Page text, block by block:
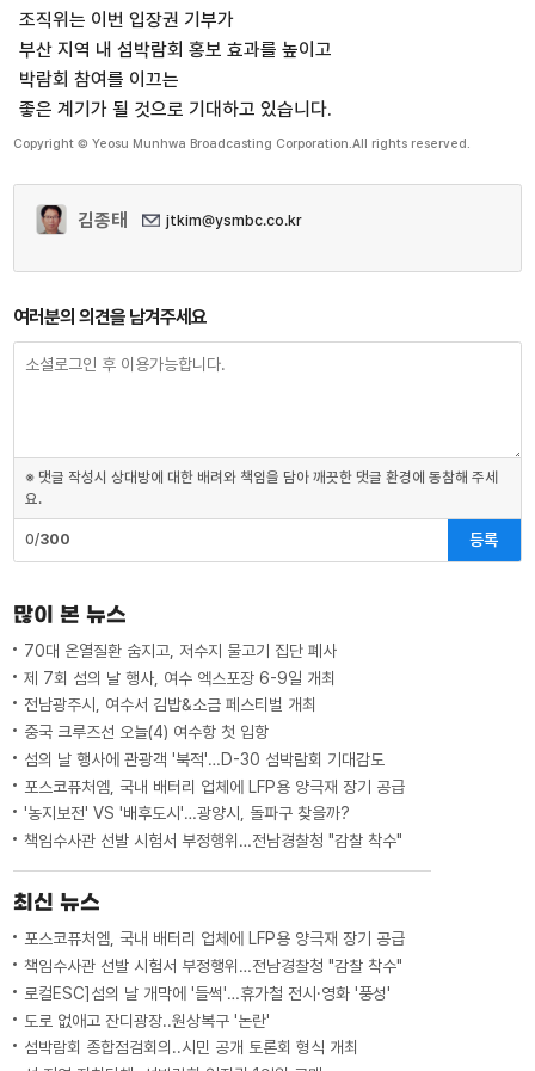
조직위는 이번 입장권 기부가
부산 지역 내 섬박람회 홍보 효과를 높이고
박람회 참여를 이끄는
좋은 계기가 될 것으로 기대하고 있습니다.
Copyright © Yeosu Munhwa Broadcasting Corporation.All rights reserved.
김종태 jtkim@ysmbc.co.kr
여러분의 의견을 남겨주세요
※ 댓글 작성시 상대방에 대한 배려와 책임을 담아 깨끗한 댓글 환경에 동참해 주세
요.
0/300 등록
많이 본 뉴스
70대 온열질환 숨지고, 저수지 물고기 집단 폐사
제 7회 섬의 날 행사, 여수 엑스포장 6-9일 개최
전남광주시, 여수서 김밥&소금 페스티벌 개최
중국 크루즈선 오늘(4) 여수항 첫 입항
섬의 날 행사에 관광객 '북적'…D-30 섬박람회 기대감도
포스코퓨처엠, 국내 배터리 업체에 LFP용 양극재 장기 공급
'농지보전' VS '배후도시'…광양시, 돌파구 찾을까?
책임수사관 선발 시험서 부정행위…전남경찰청 "감찰 착수"
최신 뉴스
포스코퓨처엠, 국내 배터리 업체에 LFP용 양극재 장기 공급
책임수사관 선발 시험서 부정행위…전남경찰청 "감찰 착수"
로컬ESC]섬의 날 개막에 '들썩'…휴가철 전시·영화 '풍성'
도로 없애고 잔디광장..원상복구 '논란'
섬박람회 종합점검회의..시민 공개 토론회 형식 개최